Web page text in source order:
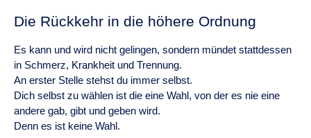
Die Rückkehr in die höhere Ordnung
Es kann und wird nicht gelingen, sondern mündet stattdessen
in Schmerz, Krankheit und Trennung.
An erster Stelle stehst du immer selbst.
Dich selbst zu wählen ist die eine Wahl, von der es nie eine
andere gab, gibt und geben wird.
Denn es ist keine Wahl.